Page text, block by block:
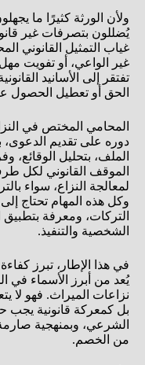
ولأن الورثة كثيرًا ما
يُضللون بتصرفات غير
غياب التمثيل القانوني
غير الواعي، أو تفويت
تفتقر إلى الأسانيد
الحق أو تعطيل الحصول
المحامي المختص في
دوره على تقديم الدعوى،
الملف، بتحليل الوقائع،
الموقف القانوني لكل
لمعالجة النزاع، سواء
وكل هذه المهام تحتاج
التركات، ومعرفة بتطبيق
الشخصية والتنفيذ.
في هذا الإطار، تبرز
يُعد من أبرز الأسماء في
نزاعات الميراث. فهو لا
بل كمعركة قانونية يجب
الشرعي، وبمنهجية
من الخصم.